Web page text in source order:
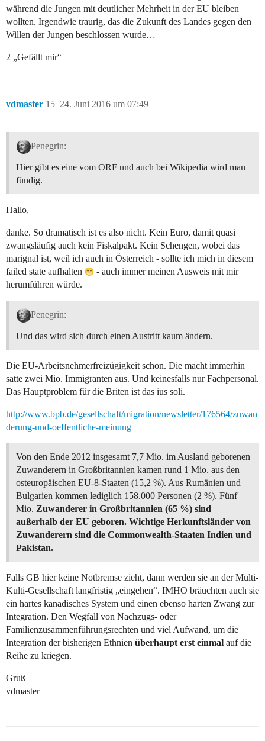
während die Jungen mit deutlicher Mehrheit in der EU bleiben
wollten. Irgendwie traurig, das die Zukunft des Landes gegen den
Willen der Jungen beschlossen wurde…
2 „Gefällt mir“
vdmaster 24. Juni 2016 um 07:49
15
Penegrin:
Hier gibt es eine vom ORF und auch bei Wikipedia wird man
fündig.
Hallo,
danke. So dramatisch ist es also nicht. Kein Euro, damit quasi
zwangsläufig auch kein Fiskalpakt. Kein Schengen, wobei das
marignal ist, weil ich auch in Österreich - sollte ich mich in diesem
failed state aufhalten
- auch immer meinen Ausweis mit mir
herumführen würde.
Penegrin:
Und das wird sich durch einen Austritt kaum ändern.
Die EU-Arbeitsnehmerfreizügigkeit schon. Die macht immerhin
satte zwei Mio. Immigranten aus. Und keinesfalls nur Fachpersonal.
Das Hauptproblem für die Briten ist das ius soli.
http://www.bpb.de/gesellschaft/migration/newsletter/176564/zuwan
derung-und-oeffentliche-meinung
Von den Ende 2012 insgesamt 7,7 Mio. im Ausland geborenen
Zuwanderern in Großbritannien kamen rund 1 Mio. aus den
osteuropäischen EU-8-Staaten (15,2 %). Aus Rumänien und
Bulgarien kommen lediglich 158.000 Personen (2 %). Fünf
Mio. Zuwanderer in Großbritannien (65 %) sind
außerhalb der EU geboren. Wichtige Herkunftsländer von
Zuwanderern sind die Commonwealth-Staaten Indien und
Pakistan.
Falls GB hier keine Notbremse zieht, dann werden sie an der Multi-
Kulti-Gesellschaft langfristig „eingehen“. IMHO bräuchten auch sie
ein hartes kanadisches System und einen ebenso harten Zwang zur
Integration. Den Wegfall von Nachzugs- oder
Familienzusammenführungsrechten und viel Aufwand, um die
Integration der bisherigen Ethnien überhaupt erst einmal auf die
Reihe zu kriegen.
Gruß
vdmaster